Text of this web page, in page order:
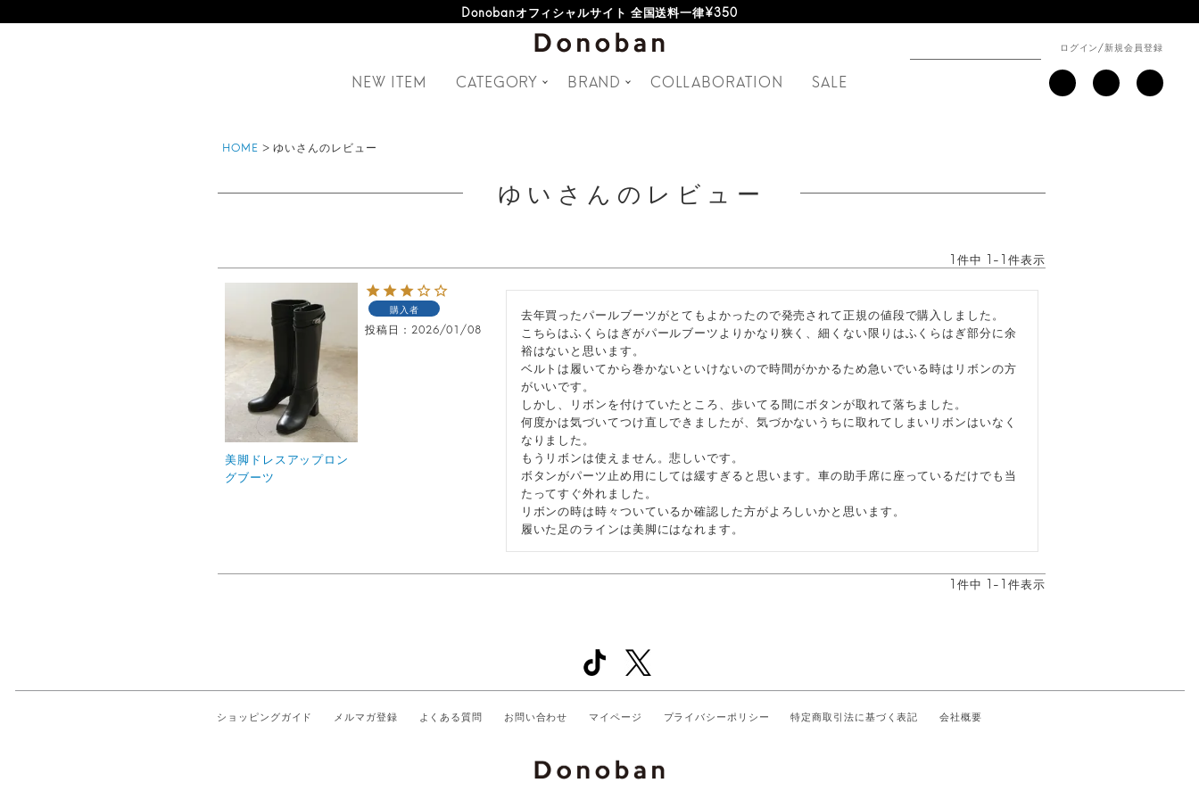
Donobanオフィシャルサイト 全国送料一律¥350
ログイン/新規会員登録
NEW ITEM CATEGORY BRAND COLLABORATION SALE
HOME ゆいさんのレビュー
ゆいさんのレビュー
1 件中 1 - 1件表示
美脚ドレスアップロン
グブーツ
購入者
投稿日 2026/01/08
去年買ったパールブーツがとてもよかったので発売されて正規の値段で購入しました。
こちらはふくらはぎがパールブーツよりかなり狭く、細くない限りはふくらはぎ部分に余
裕はないと思います。
ベルトは履いてから巻かないといけないので時間がかかるため急いでいる時はリボンの方
がいいです。
しかし、リボンを付けていたところ、歩いてる間にボタンが取れて落ちました。
何度かは気づいてつけ直しできましたが、気づかないうちに取れてしまいリボンはいなく
なりました。
もうリボンは使えません。悲しいです。
ボタンがパーツ止め用にしては緩すぎると思います。車の助手席に座っているだけでも当
たってすぐ外れました。
リボンの時は時々ついているか確認した方がよろしいかと思います。
履いた足のラインは美脚にはなれます。
1 件中 1 - 1件表示
ショッピングガイド メルマガ登録 よくある質問 お問い合わせ マイページ プライバシーポリシー 特定商取引法に基づく表記 会社概要